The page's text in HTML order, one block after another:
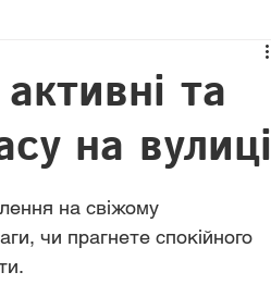
та
на вулиці
на свіжому
чи прагнете спокійного